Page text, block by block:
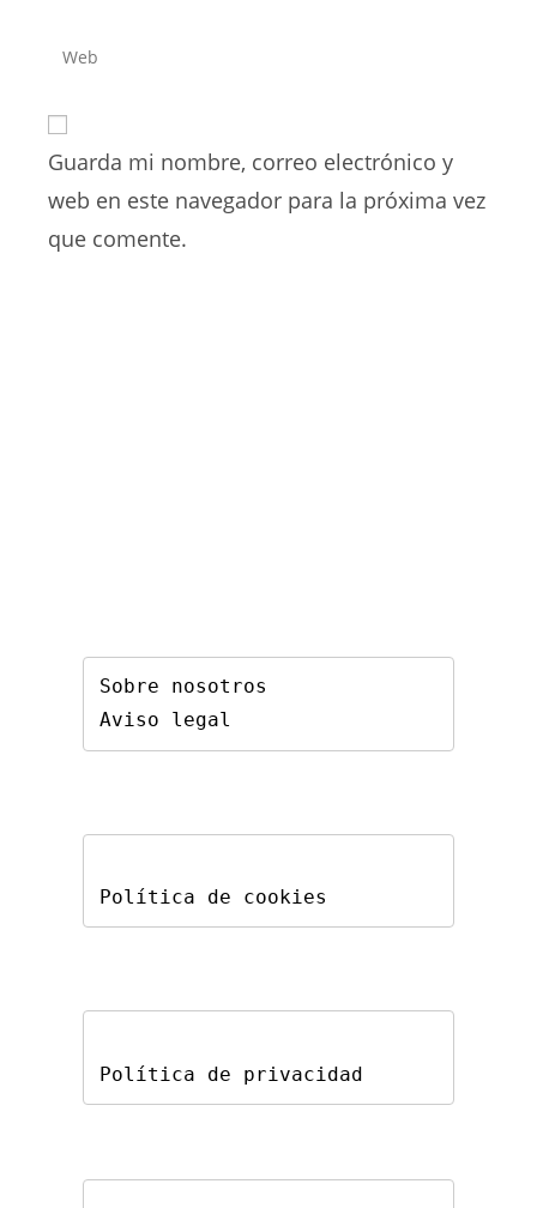
de
para
de
para
Introduce
de
tu
web
Guarda mi nombre, correo electrónico y
web en este navegador para la próxima vez
que comente.
Sobre nosotros
Aviso legal
Política de cookies
Política de privacidad